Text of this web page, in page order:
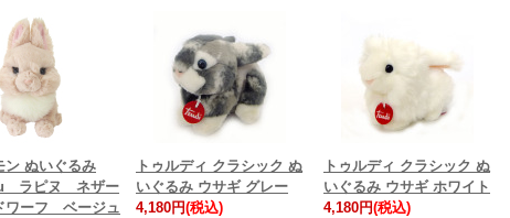
ン ぬいぐるみ
ラピヌ ネザー
ワーフ ベージュ
トゥルディ クラシック ぬ
いぐるみ ウサギ グレー
4,180円(税込)
トゥルディ クラシック ぬ
いぐるみ ウサギ ホワイト
4,180円(税込)